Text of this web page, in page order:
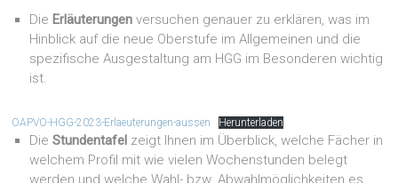
Die Erläuterungenversuchen genauer zu erklären, was im
Hinblick auf die neue Oberstufe im Allgemeinen und die
spezifische Ausgestaltung am HGG im Besonderen wichtig
ist.
OAPVO-HGG-2023-Erlaeuterungen-aussen Herunterladen
DieStundentafel zeigt Ihnen im Überblick, welche Fächer in
welchem Profil mit wie vielen Wochenstunden belegt
werden und welche Wahl- bzw. Abwahlmöglichkeiten es